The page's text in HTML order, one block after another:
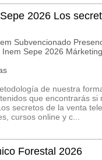
2026 Los
Subvencionado
Inem Sepe 2026
de nuestra
que encontrarás si
secretos de la venta
cursos online y c...
Forestal 2026